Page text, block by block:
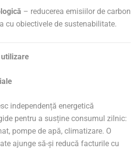
– reducerea emisiilor de carbon
cu obiectivele de sustenabilitate.
utilizare
independență energetică
pentru a susține consumul zilnic:
pompe de apă, climatizare. O
ajunge să-și reducă facturile cu